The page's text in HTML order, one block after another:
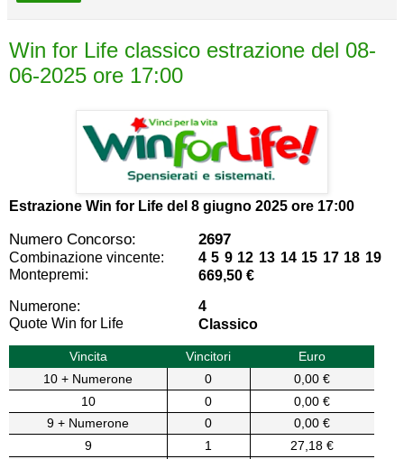
Win for Life classico estrazione del 08-
06-2025 ore 17:00
Estrazione Win for Life del 8 giugno 2025 ore 17:00
Numero Concorso: 2697
Combinazione vincente:
4 5 9 12 13 14 15 17 18 19
Montepremi:
669,50 €
Numerone:
4
Quote Win for Life
Classico
Vincita Vincitori
Euro
10 + Numerone
0
0,00 €
10
0
0,00 €
9 + Numerone
0
0,00 €
9
1
27,18 €